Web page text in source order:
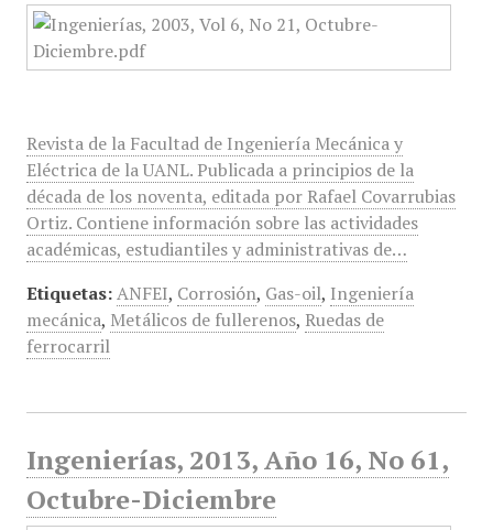
Revista de la Facultad de Ingeniería Mecánica y
Eléctrica de la UANL. Publicada a principios de la
década de los noventa, editada por Rafael Covarrubias
Ortiz. Contiene información sobre las actividades
académicas, estudiantiles y administrativas de…
Etiquetas: ANFEI, Corrosión, Gas-oil, Ingeniería
mecánica, Metálicos de fullerenos, Ruedas de
ferrocarril
Ingenierías, 2013, Año 16, No 61,
Octubre-Diciembre